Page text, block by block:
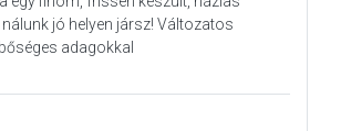
nálunk jó helyen jársz! Változatos
adagokkal